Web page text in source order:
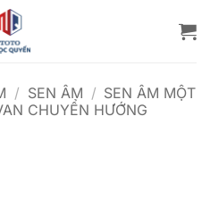
/ SEN ÂM / SEN ÂM MỘT
CHUYỂN HƯỚNG